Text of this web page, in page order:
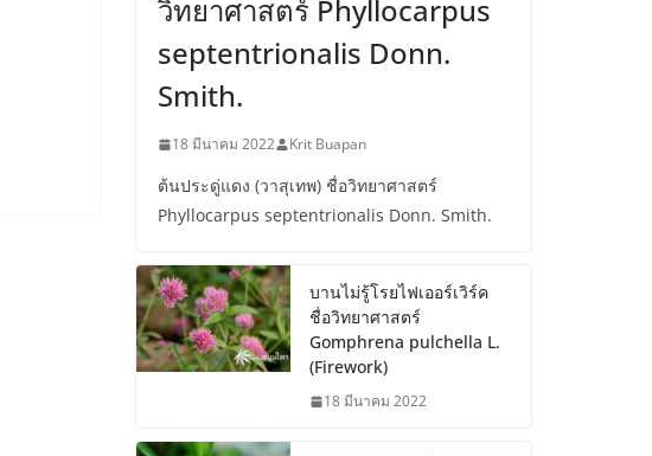
วิทยาศาสตร์ Phyllocarpus
septentrionalis Donn.
Smith.
18 มีนาคม 2022 Krit Buapan
ต้นประดู่แดง (วาสุเทพ) ชื่อวิทยาศาสตร์
Phyllocarpus septentrionalis Donn. Smith.
บานไม่รู้โรยไฟเออร์เวิร์ค
ชื่อวิทยาศาสตร์
Gomphrena pulchella L.
(Firework)
18 มีนาคม 2022